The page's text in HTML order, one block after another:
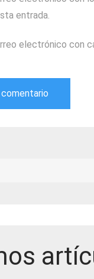
entrada.
electrónico con